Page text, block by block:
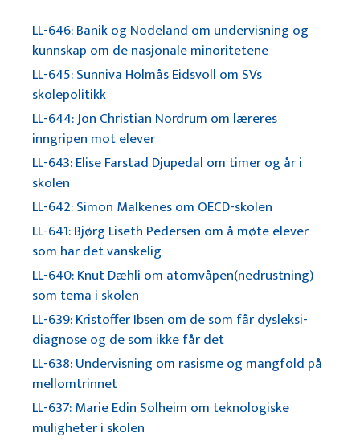
LL-646: Banik og Nodeland om undervisning og
kunnskap om de nasjonale minoritetene
LL-645: Sunniva Holmås Eidsvoll om SVs
skolepolitikk
LL-644: Jon Christian Nordrum om læreres
inngripen mot elever
LL-643: Elise Farstad Djupedal om timer og år i
skolen
LL-642: Simon Malkenes om OECD-skolen
LL-641: Bjørg Liseth Pedersen om å møte elever
som har det vanskelig
LL-640: Knut Dæhli om atomvåpen(nedrustning)
som tema i skolen
LL-639: Kristoffer Ibsen om de som får dysleksi-
diagnose og de som ikke får det
LL-638: Undervisning om rasisme og mangfold på
mellomtrinnet
LL-637: Marie Edin Solheim om teknologiske
muligheter i skolen